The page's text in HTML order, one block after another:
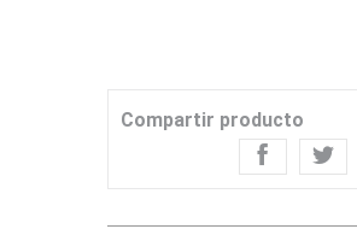
Compartir producto